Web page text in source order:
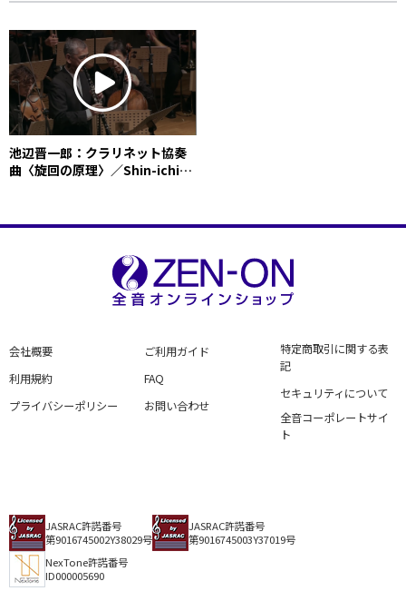
池辺晋一郎：クラリネット協奏
曲〈旋回の原理〉／Shin-ichiro
会社概要
利用規約
プライバシーポリシー
ご利用ガイド
FAQ
お問い合わせ
特定商取引に関する表
記
セキュリティについて
全音コーポレートサイ
ト
JASRAC許諾番号
第9016745002Y38029号
JASRAC許諾番号
第9016745003Y37019号
NexTone許諾番号
ID000005690